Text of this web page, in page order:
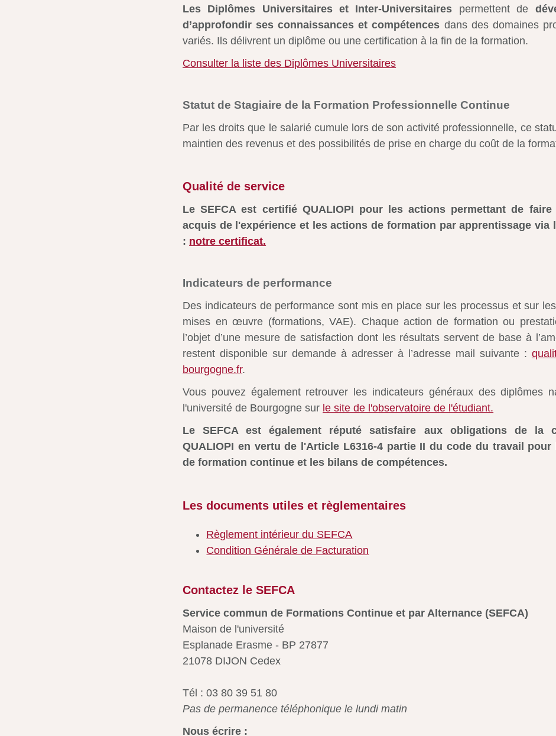
Les Diplômes Universitaires et Inter-Universitaires permettent de
d’approfondir ses connaissances et compétences dans des domaines
variés. Ils délivrent un diplôme ou une certification à la fin de la formation.
Consulter la liste des Diplômes Universitaires
Statut de Stagiaire de la Formation Professionnelle Continue
Par les droits que le salarié cumule lors de son activité professionnelle, ce
maintien des revenus et des possibilités de prise en charge du coût de la
Qualité de service
Le SEFCA est certifié QUALIOPI pour les actions permettant de
acquis de l'expérience et les actions de formation par apprentissage via
: notre certificat.
Indicateurs de performance
Des indicateurs de performance sont mis en place sur les processus et sur
mises en œuvre (formations, VAE). Chaque action de formation ou
l’objet d’une mesure de satisfaction dont les résultats servent de base à
restent disponible sur demande à adresser à l’adresse mail suivante :
bourgogne.fr.
Vous pouvez également retrouver les indicateurs généraux des diplômes
l'université de Bourgogne sur le site de l'observatoire de l'étudiant.
Le SEFCA est également réputé satisfaire aux obligations de la
QUALIOPI en vertu de l'Article L6316-4 partie II du code du travail pour
de formation continue et les bilans de compétences.
Les documents utiles et règlementaires
Règlement intérieur du SEFCA
Condition Générale de Facturation
Contactez le SEFCA
Service commun de Formations Continue et par Alternance (SEFCA)
Maison de l'université
Esplanade Erasme - BP 27877
21078 DIJON Cedex
Tél : 03 80 39 51 80
Pas de permanence téléphonique le lundi matin
Nous écrire :